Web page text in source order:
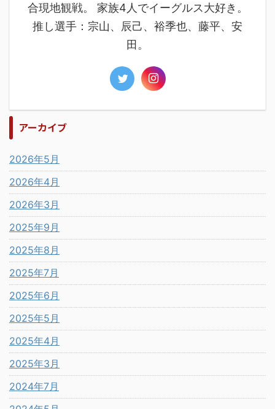
合現地観戦。 家族4人でイーグルス大好き。
推し選手：宗山、辰己、裕季也、藤平、安
田。
アーカイブ
2026年5月
2026年4月
2026年3月
2025年9月
2025年8月
2025年7月
2025年6月
2025年5月
2025年4月
2025年3月
2024年7月